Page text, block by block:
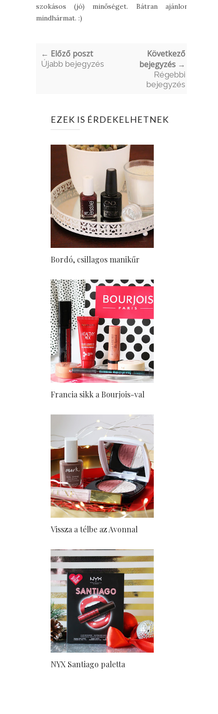
szokásos (jó) minőséget. Bátran ajánlom
mindhármat. :)
← Előző poszt
Újabb bejegyzés
Következő
bejegyzés →
Régebbi
bejegyzés
EZEK IS ÉRDEKELHETNEK
Bordó, csillagos manikűr
Francia sikk a Bourjois-val
Vissza a télbe az Avonnal
NYX Santiago paletta